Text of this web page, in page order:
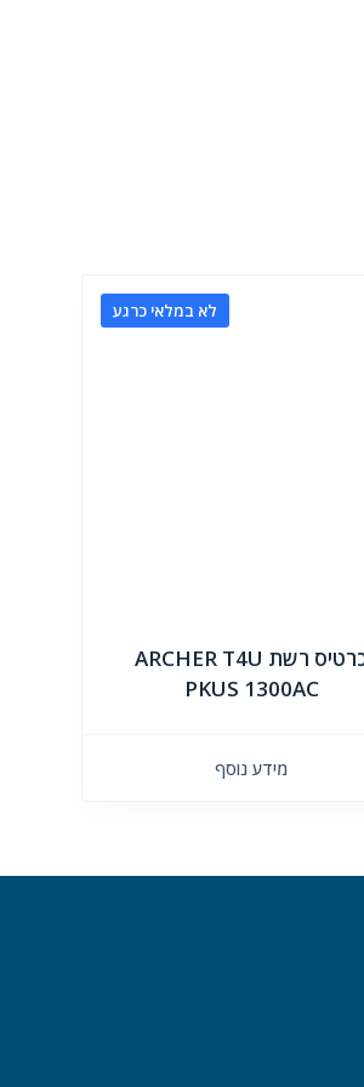
לא במלאי כרגע
כרטיס רשת ARCHER T4U
PKUS 1300AC
מידע נוסף